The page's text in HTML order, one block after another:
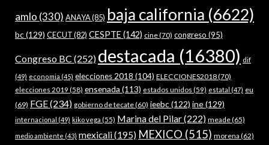
amlo (330) ANAYA(85) baja california (6622)
bc(129) CECUT(82) CESPTE (142) cine(70) congreso (95)
Congreso BC (252) destacada (16380) dif
(49) economia (45) elecciones 2018 (104) ELECCIONES2018(70)
elecciones 2019 (58) ensenada (113) estados unidos (59) estatal (47) eu
(69) FGE(234) gobierno de tecate(60) ieebc(122) ine(129)
internacional (49) kiko vega (55) Marina del Pilar(222) meade(65)
medio ambiente (43) mexicali(195) MEXICO (515) morena (62)